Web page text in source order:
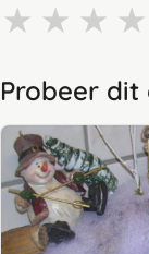
★ ★ ★ ★
Probeer dit